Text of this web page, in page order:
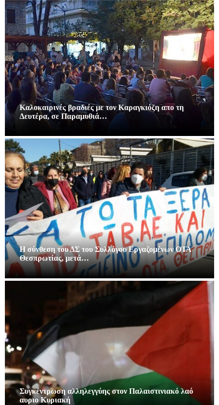
Καλοκαιρινές βραδιές με τον Καραγκιόζη απο τη
Δευτέρα, σε Παραμυθιά…
Η σύνθεση του ΔΣ του Συλλόγου Εργαζομένων ΟΤΑ
Θεσπρωτίας, μετά…
Συγκέντρωση αλληλεγγύης στον Παλαιστινιακό λαό
αυριο Κυριακή